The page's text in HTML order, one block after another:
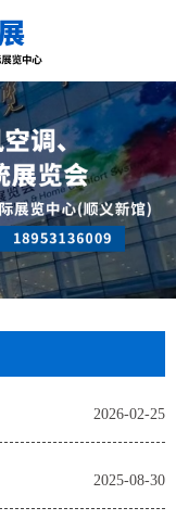
2026-02-25
2025-08-30